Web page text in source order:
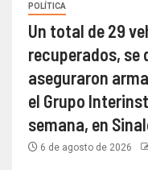
POLÍTICA
Un total de 29
recuperados, se
aseguraron
el Grupo
semana, en
6 de agosto de 2026